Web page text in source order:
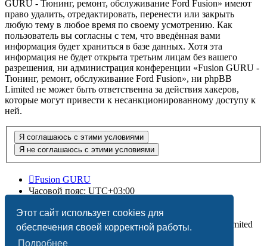
Этот сайт использует cookies для
обеспечения своей корректной работы.
Подробнее
GURU - Тюнинг, ремонт, обслуживание Ford Fusion» имеют
право удалить, отредактировать, перенести или закрыть
любую тему в любое время по своему усмотрению. Как
пользователь вы согласны с тем, что введённая вами
информация будет храниться в базе данных. Хотя эта
информация не будет открыта третьим лицам без вашего
разрешения, ни администрация конференции «Fusion GURU -
Тюнинг, ремонт, обслуживание Ford Fusion», ни phpBB
Limited не может быть ответственна за действия хакеров,
которые могут привести к несанкционированному доступу к
ней.
Fusion GURU
Часовой пояс: UTC+03:00
Создано на основеphpBB® Forum Software © phpBB Limited